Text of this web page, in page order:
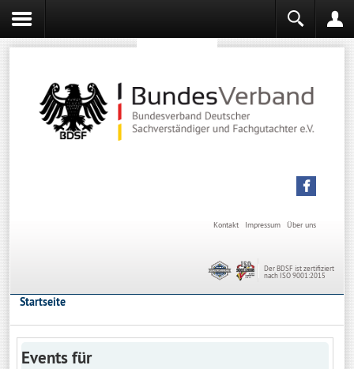
Über uns
Impressum
Kontakt
Der BDSF ist zertifiziert
nach ISO 9001:2015
Startseite
Events für